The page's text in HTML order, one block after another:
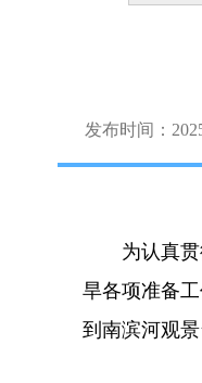
发布时间：
为认真
旱各项准备
到南滨河观